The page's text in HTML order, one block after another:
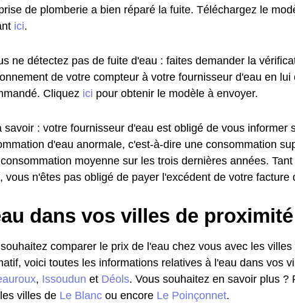
de plomberie a bien réparé la fuite. Téléchargez le
ici.
ne détectez pas de fuite d'eau : faites demander la
de votre compteur à votre fournisseur d'eau en
Cliquez ici pour obtenir le modèle à envoyer.
savoir : votre fournisseur d'eau est obligé de vous informer
d'eau anormale, c'est-à-dire une consommation
moyenne sur les trois dernières années.
vous n'êtes pas obligé de payer l'excédent de votre facture
dans vos villes de proximité
comparer le prix de l'eau chez vous avec les
voici toutes les informations relatives à l'eau dans vos
, Issoudun et Déols. Vous souhaitez en savoir plus ?
villes de Le Blanc ou encore Le Poinçonnet.